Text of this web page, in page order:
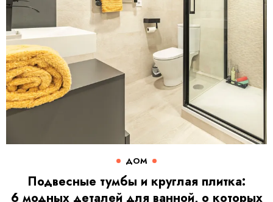
ДОМ
Подвесные тумбы и круглая плитка:
6 модных деталей для ванной, о которых